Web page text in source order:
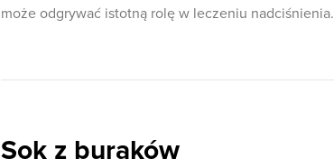
może odgrywać istotną rolę w leczeniu nadciśnienia.
Sok z buraków